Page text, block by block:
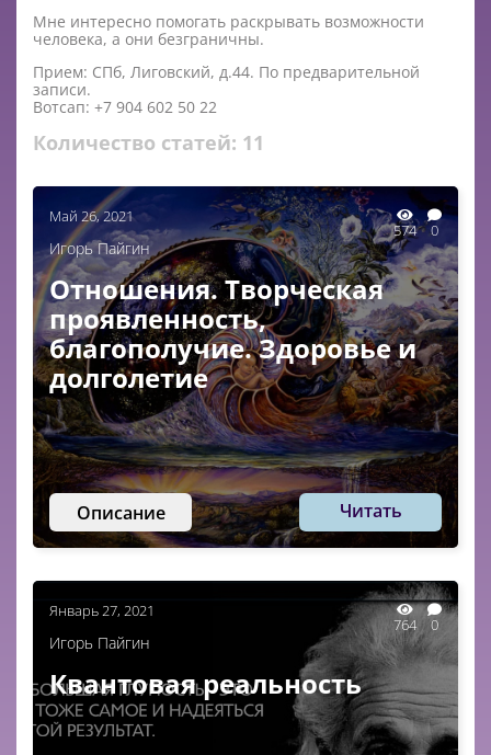
Мне интересно помогать раскрывать возможности
человека, а они безграничны.
Прием: СПб, Лиговский, д.44. По предварительной
записи.
Вотсап: +7 904 602 50 22
Количество статей: 11
Май 26, 2021
574 0
Игорь Пайгин
Отношения. Творческая
проявленность,
благополучие. Здоровье и
долголетие
Описание Читать
Январь 27, 2021
764 0
Игорь Пайгин
Квантовая реальность